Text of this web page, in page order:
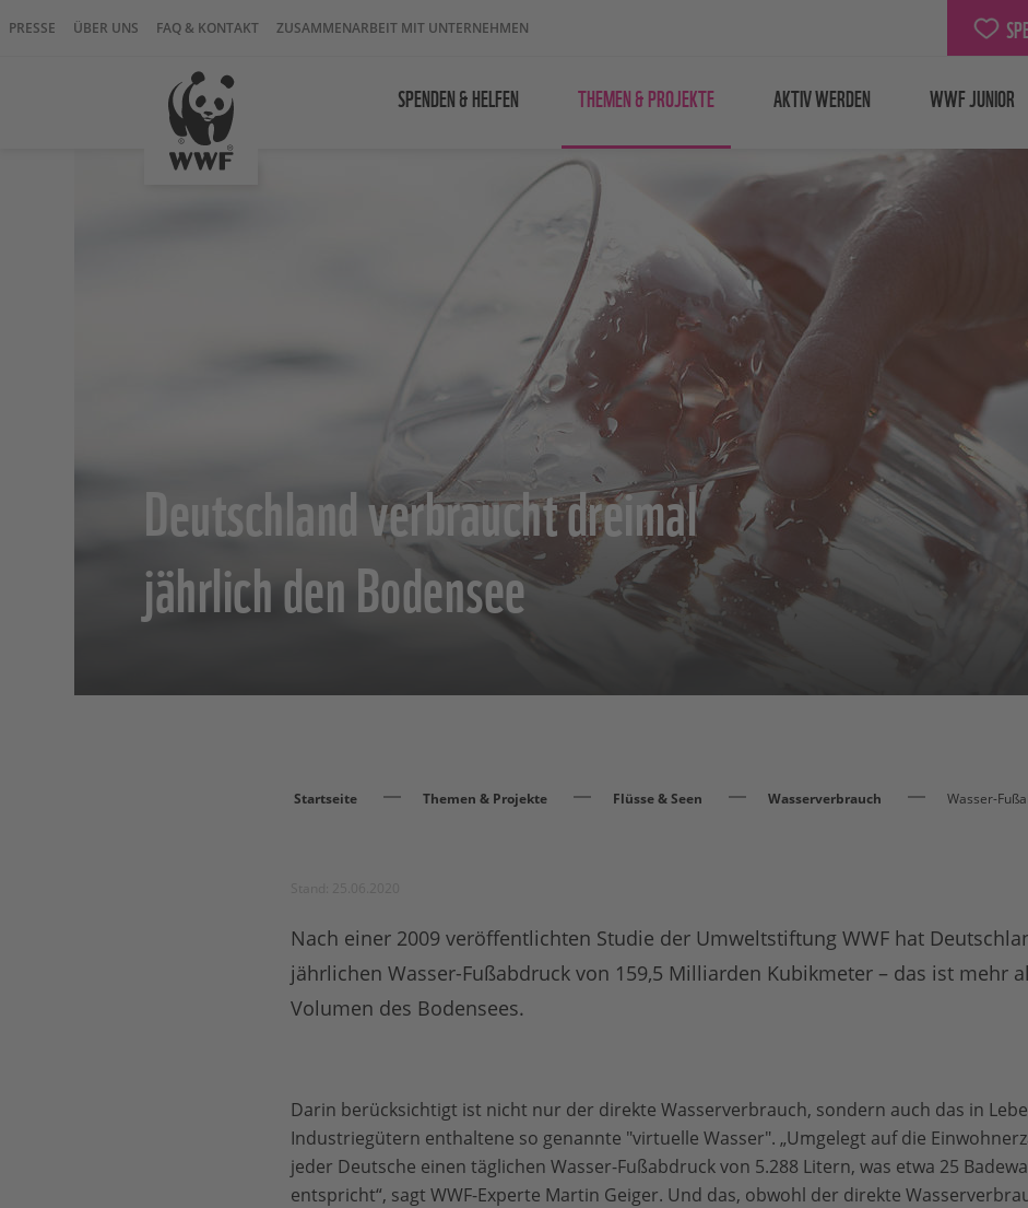
PRESSE ÜBER UNS FAQ & KONTAKT ZUSAMMENARBEIT MIT UNTERNEHMEN
SPENDEN & HELFEN THEMEN & PROJEKTE AKTIV WERDEN WWF JUNIOR
Deutschland verbraucht dreimal
jährlich den Bodensee
Startseite Themen & Projekte Flüsse & Seen Wasserverbrauch Wasser-
Nach einer 2009 veröffentlichten Studie der Umweltstiftung WWF hat
jährlichen Wasser-Fußabdruck von 159,5 Milliarden Kubikmeter – das ist mehr
Volumen des Bodensees.
Darin berücksichtigt ist nicht nur der direkte Wasserverbrauch, sondern auch das in
Industriegütern enthaltene so genannte "virtuelle Wasser". „Umgelegt auf die
jeder Deutsche einen täglichen Wasser-Fußabdruck von 5.288 Litern, was etwa 25
entspricht“, sagt WWF-Experte Martin Geiger. Und das, obwohl der direkte